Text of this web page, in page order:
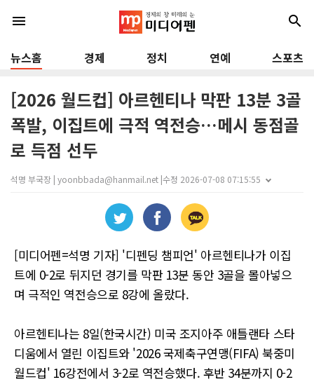
menu search
뉴스홈 경제 정치 연예 스포츠
[2026 월드컵] 아르헨티나 막판 13분 3골
폭발, 이집트에 극적 역전승…메시 동점골
로 득점 선두
석명 부국장 | yoonbbada@hanmail.net |수정 2026-07-08 07:15:55
[미디어펜=석명 기자] '디펜딩 챔피언' 아르헨티나가 이집
트에 0-2로 뒤지던 경기를 막판 13분 동안 3골을 몰아넣으
며 극적인 역전승으로 8강에 올랐다.
아르헨티나는 8일(한국시간) 미국 조지아주 애틀랜타 스타
디움에서 열린 이집트와 '2026 국제축구연맹(FIFA) 북중미
월드컵' 16강전에서 3-2로 역전승했다. 후반 34분까지 0-2